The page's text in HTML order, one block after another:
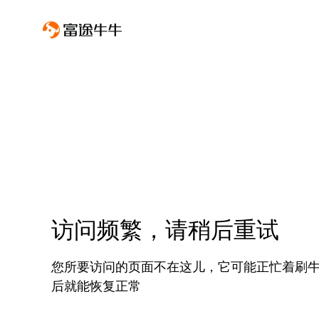
访问频繁，请稍后重试
您所要访问的页面不在这儿，它可能正忙着刷
后就能恢复正常